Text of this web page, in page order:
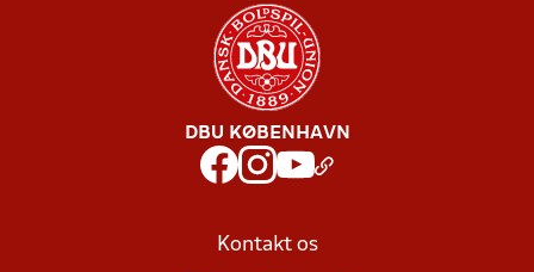
DBU KØBENHAVN
Kontakt os